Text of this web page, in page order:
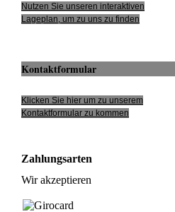
Nutzen Sie unseren interaktiven
La­ge­plan, um zu uns zu finden
Kontaktformular
Klicken Sie hier um zu unserem
Kon­takt­for­mu­lar zu kommen
Zahlungsarten
Wir akzeptieren